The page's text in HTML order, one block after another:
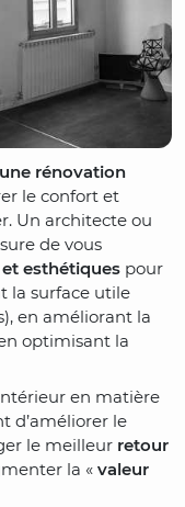
rénovation
le confort et
Un architecte ou
de vous
esthétiques pour
la surface utile
en améliorant la
optimisant la
en matière
d’améliorer le
le meilleur retour
la « valeur